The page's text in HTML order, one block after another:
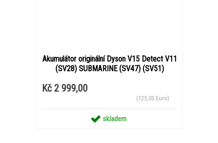
Akumulátor originální Dyson V15 Detect V11
(SV28) SUBMARINE (SV47) (SV51)
Kč 2 999,00
(125,03 Euro)
skladem